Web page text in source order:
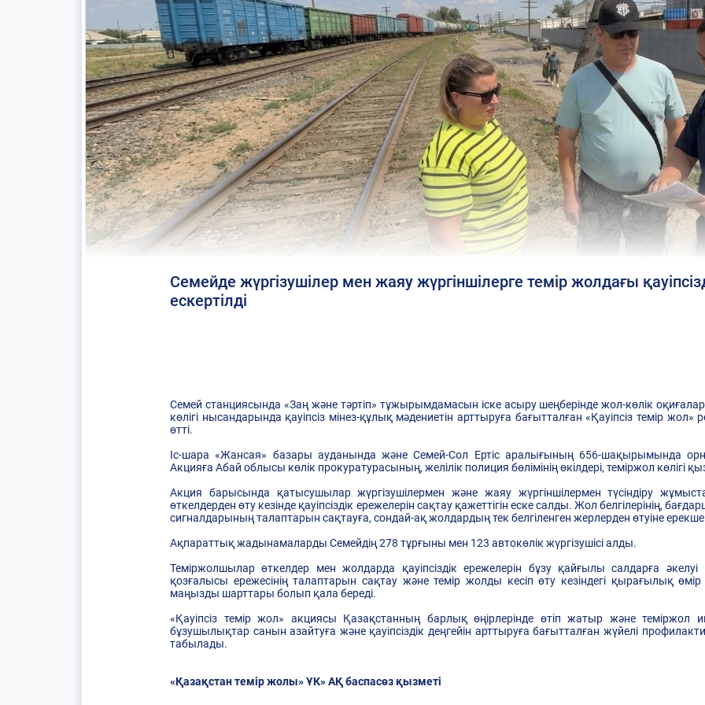
Семейде жүргізушілер мен жаяу жүргіншілерге темір жолдағы
ескертілді
Семей станциясында «Заң және тәртіп» тұжырымдамасын іске асыру шеңберінде жол-көлік
көлігі нысандарында қауіпсіз мінез-құлық мәдениетін арттыруға бағытталған «Қауіпсіз темір
өтті.
Іс-шара «Жансая» базары ауданында және Семей-Сол Ертіс аралығының 656-шақырымында
Акцияға Абай облысы көлік прокуратурасының, желілік полиция бөлімінің өкілдері, теміржол көлігі
Акция барысында қатысушылар жүргізушілермен және жаяу жүргіншілермен түсіндіру
өткелдерден өту кезінде қауіпсіздік ережелерін сақтау қажеттігін еске салды. Жол белгілерінің,
сигналдарының талаптарын сақтауға, сондай-ақ жолдардың тек белгіленген жерлерден өтуіне
Ақпараттық жадынамаларды Семейдің 278 тұрғыны мен 123 автокөлік жүргізушісі алды.
Теміржолшылар өткелдер мен жолдарда қауіпсіздік ережелерін бұзу қайғылы салдарға
қозғалысы ережесiнiң талаптарын сақтау және темiр жолды кесiп өту кезiндегi қырағылық
маңызды шарттары болып қала бередi.
«Қауіпсіз темір жол» акциясы Қазақстанның барлық өңірлерінде өтіп жатыр және
бұзушылықтар санын азайтуға және қауіпсіздік деңгейін арттыруға бағытталған жүйелі
табылады.
«Қазақстан темір жолы» ҰК» АҚ баспасөз қызметі